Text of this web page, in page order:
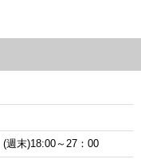
末)18:00～27：00